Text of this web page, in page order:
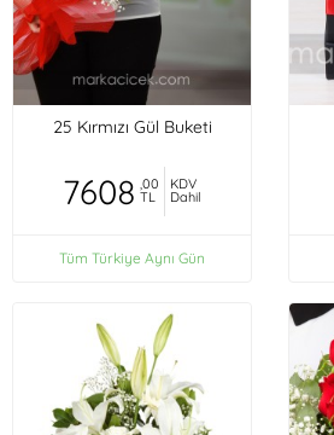
25 Kırmızı Gül Buketi
7608 ,00
TL
KDV
Dahil
Tüm Türkiye Aynı Gün